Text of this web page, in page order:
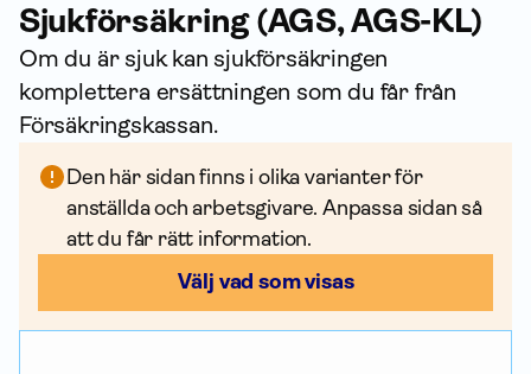
Sjuk­försäkring (AGS, AGS-KL)
Om du är sjuk kan sjuk­försäkringen
komplettera ersättningen som du får från
Försäkrings­kassan.
Den här sidan finns i olika varianter för
anställda och arbetsgivare. Anpassa sidan så
att du får rätt infor­mation.
Välj vad som visas